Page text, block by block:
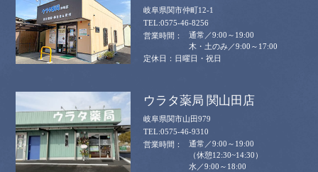
岐阜県関市仲町12-1
0575-46-8256
通常／9:00～19:00
木・土のみ／9:00～17:00
日曜日・祝日
ウラタ薬局 関山田店
岐阜県関市山田979
0575-46-9310
通常／9:00～19:00
（休憩12:30~14:30）
水／9:00～18:00